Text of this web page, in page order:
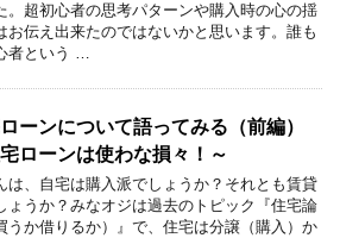
。超初心者の思考パターンや購入時の心の揺
お伝え出来たのではないかと思います。誰も
者という …
ーンについて語ってみる（前編）
ローンは使わな損々！～
は、自宅は購入派でしょうか？それとも賃貸
ょうか？みなオジは過去のトピック『住宅論
うか借りるか）』で、住宅は分譲（購入）か